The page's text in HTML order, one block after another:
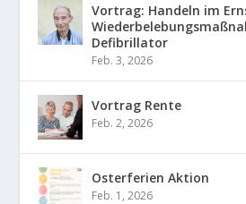
Vortrag: Handeln im
Defibrillator
Feb. 3, 2026
Vortrag Rente
Feb. 2, 2026
Osterferien Aktion
Feb. 1, 2026